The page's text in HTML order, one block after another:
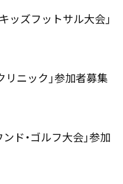
ッズフットサル大会」
リニック」参加者募集
ド・ゴルフ大会」参加